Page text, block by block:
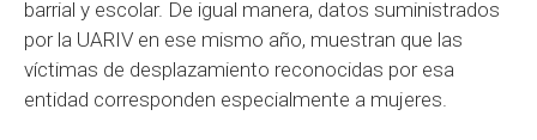
barrial y escolar. De igual manera, datos suministrados
por la UARIV en ese mismo año, muestran que las
víctimas de desplazamiento reconocidas por esa
entidad corresponden especialmente a mujeres.